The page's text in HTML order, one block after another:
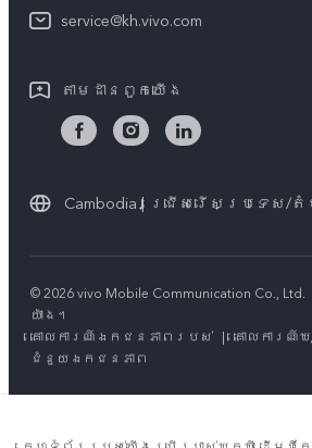
ដំឡើងប្រព័ន្ធប្រតិបត្តិការ
លក្ខខណ្ឌលើការធានា
និរន្តរភាព
service@kh.vivo.com
តាម​ដានពួក​យើង
Cambodia | ជ្រើសរើសប្រទេស/
© 2026 vivo Mobile Communication Co.,
យ៉ាង។
គោលការណ៍ឯកជនភាពរបស់ | គោលការណ៍
ជំនួយឯកជនភាព